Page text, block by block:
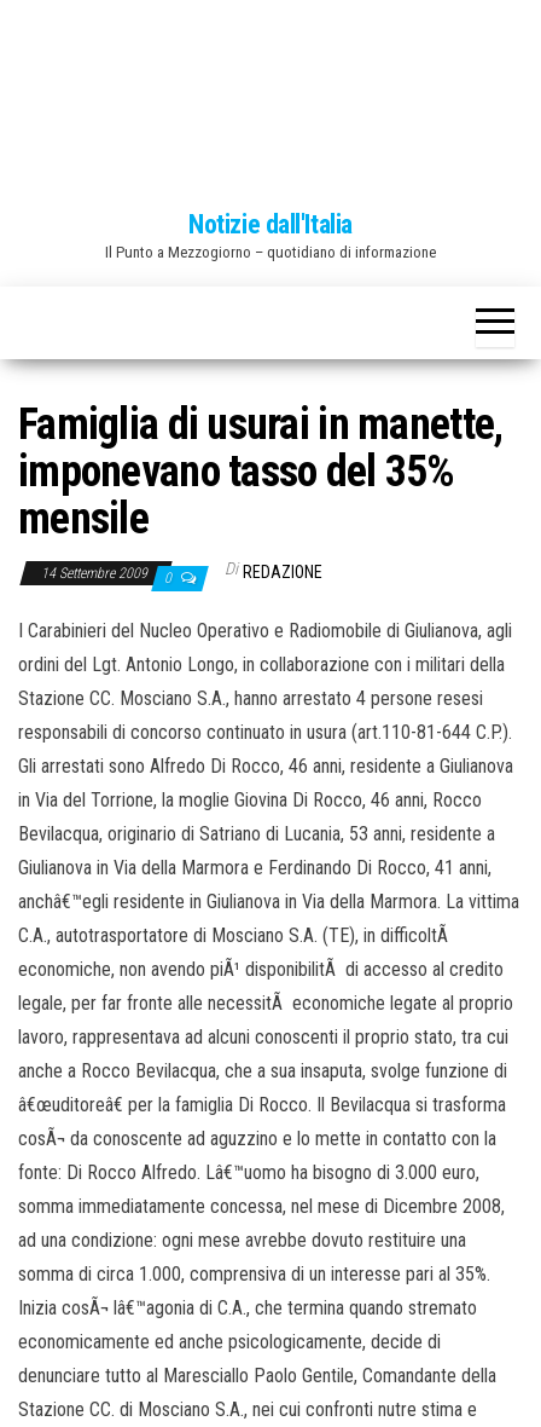
Notizie dall'Italia
Il Punto a Mezzogiorno – quotidiano di informazione
Famiglia di usurai in manette,
imponevano tasso del 35%
mensile
14 Settembre 2009 0 Di REDAZIONE
I Carabinieri del Nucleo Operativo e Radiomobile di Giulianova, agli
ordini del Lgt. Antonio Longo, in collaborazione con i militari della
Stazione CC. Mosciano S.A., hanno arrestato 4 persone resesi
responsabili di concorso continuato in usura (art.110-81-644 C.P.).
Gli arrestati sono Alfredo Di Rocco, 46 anni, residente a Giulianova
in Via del Torrione, la moglie Giovina Di Rocco, 46 anni, Rocco
Bevilacqua, originario di Satriano di Lucania, 53 anni, residente a
Giulianova in Via della Marmora e Ferdinando Di Rocco, 41 anni,
anchâ€™egli residente in Giulianova in Via della Marmora. La vittima
C.A., autotrasportatore di Mosciano S.A. (TE), in difficoltÃ
economiche, non avendo piÃ¹ disponibilitÃ di accesso al credito
legale, per far fronte alle necessitÃ economiche legate al proprio
lavoro, rappresentava ad alcuni conoscenti il proprio stato, tra cui
anche a Rocco Bevilacqua, che a sua insaputa, svolge funzione di
â€œuditoreâ€ per la famiglia Di Rocco. Il Bevilacqua si trasforma
cosÃ¬ da conoscente ad aguzzino e lo mette in contatto con la
fonte: Di Rocco Alfredo. Lâ€™uomo ha bisogno di 3.000 euro,
somma immediatamente concessa, nel mese di Dicembre 2008,
ad una condizione: ogni mese avrebbe dovuto restituire una
somma di circa 1.000, comprensiva di un interesse pari al 35%.
Inizia cosÃ¬ lâ€™agonia di C.A., che termina quando stremato
economicamente ed anche psicologicamente, decide di
denunciare tutto al Maresciallo Paolo Gentile, Comandante della
Stazione CC. di Mosciano S.A., nei cui confronti nutre stima e